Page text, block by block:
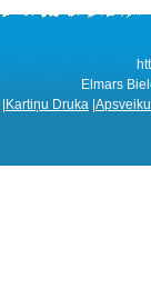
Elmars
Kartiņu Druka